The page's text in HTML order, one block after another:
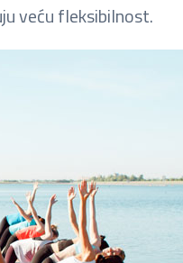
veću fleksibilnost.